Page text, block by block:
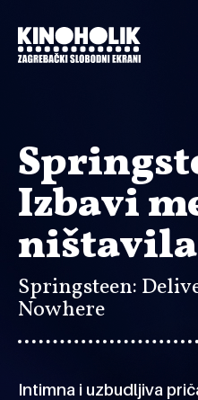
glavni
sadržaj
Izbavi
ništavila
Springsteen:
Nowhere
Intimna i uzbudljiva